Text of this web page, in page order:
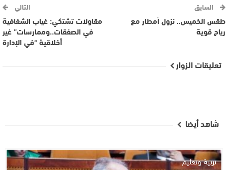
السابق
طقس الخميس.. نزول أمطار مع
رياح قوية
التالي
مقاولات تشتكي: غياب الشفافية
في الصفقات..وممارسات” غير
أخلاقية “في الإدارة
تعليقات الزوار
شاهد أيضا
تربية وتعليم